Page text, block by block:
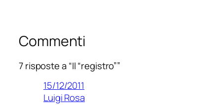
Commenti
7 risposte a “Il “registro””
15/12/2011
Luigi Rosa